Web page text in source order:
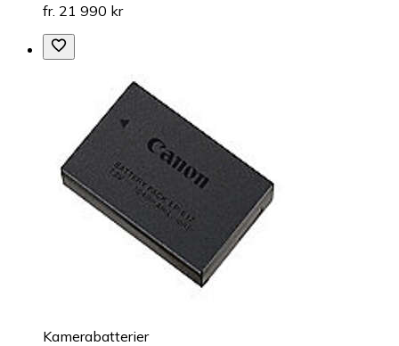
fr. 21 990 kr
Kamerabatterier